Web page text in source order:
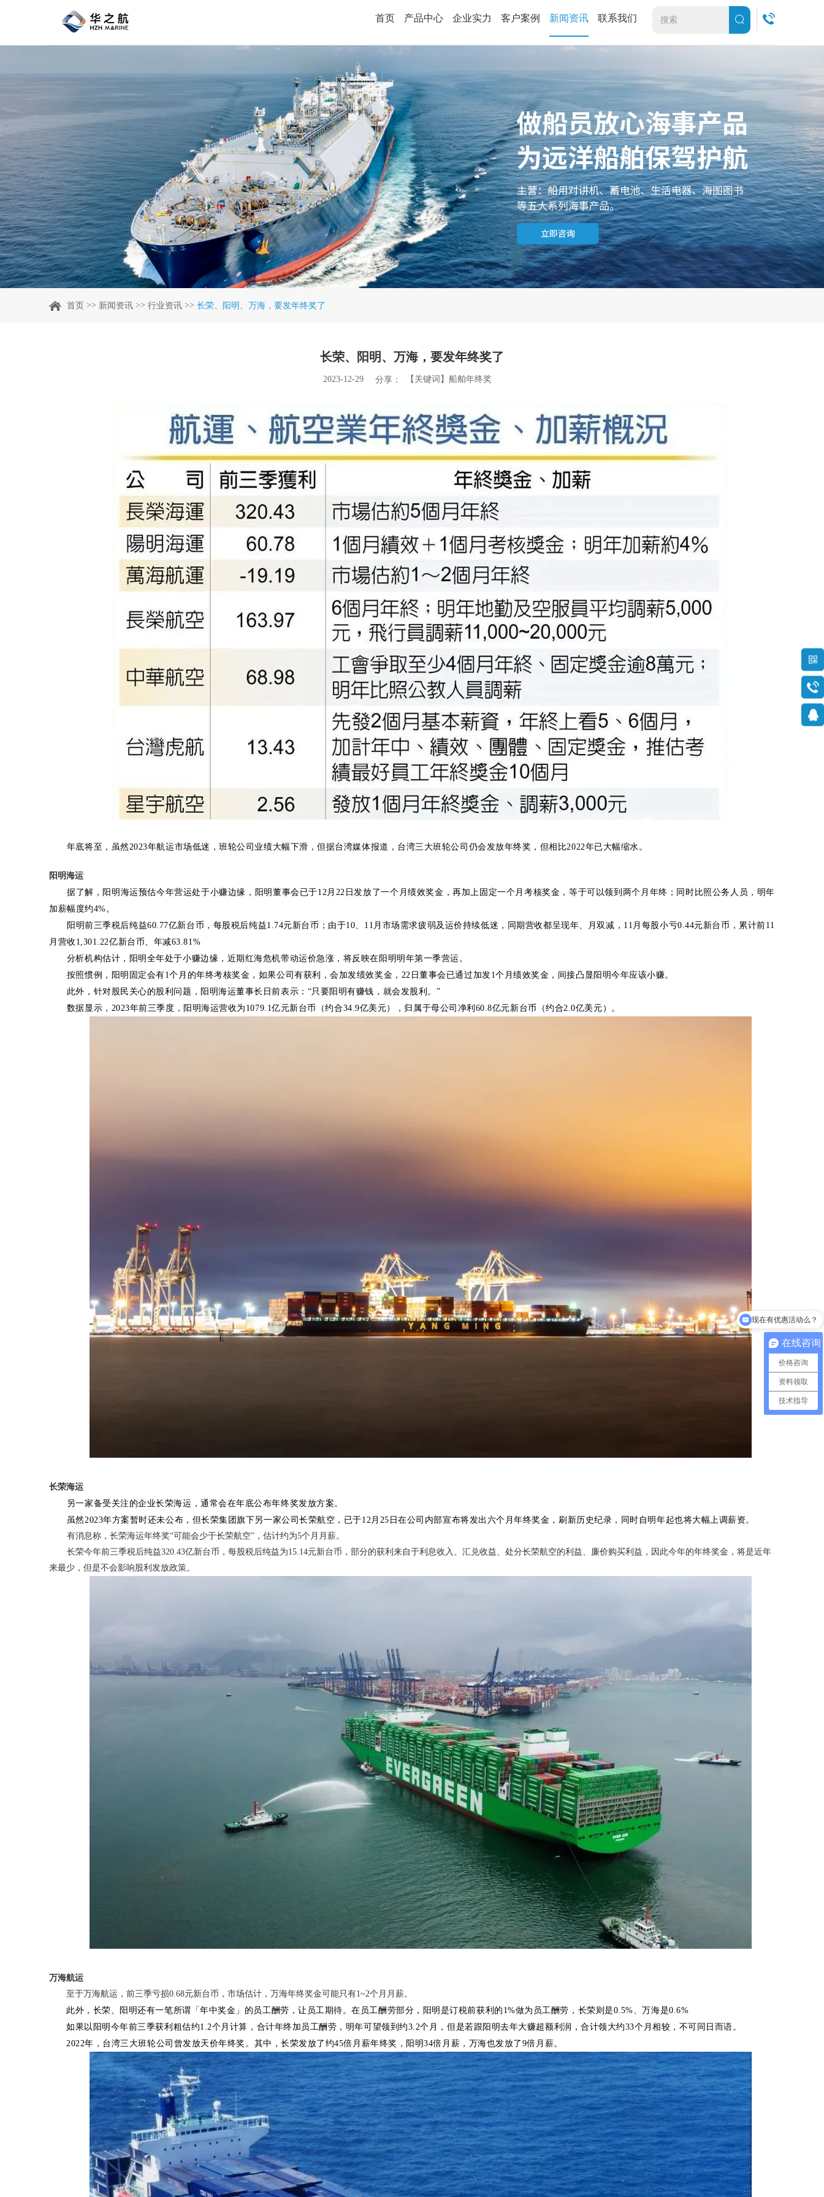
首页 产品中心 企业实力 客户案例 新闻资讯 联系我们
首页 >> 新闻资讯 >> 行业资讯 >> 长荣、阳明、万海，要发年终奖了
长荣、阳明、万海，要发年终奖了
2023-12-29 分享： 【关键词】船舶年终奖
年底将至，虽然2023年航运市场低迷，班轮公司业绩大幅下滑，但据台湾媒体报道，台湾三大班轮公司仍会发放年终奖，但相比2022年已大幅缩水。
阳明海运
据了解，阳明海运预估今年营运处于小赚边缘，阳明董事会已于12月22日发放了一个月绩效奖金，再加上固定一个月考核奖金，等于可以领到两个月年终；同时比照公务人员，明年
加薪幅度约4%。
阳明前三季税后纯益60.77亿新台币，每股税后纯益1.74元新台币；由于10、11月市场需求疲弱及运价持续低迷，同期营收都呈现年、月双减，11月每股小亏0.44元新台币，累计前11
月营收1,301.22亿新台币、年减63.81%
分析机构估计，阳明全年处于小赚边缘，近期红海危机带动运价急涨，将反映在阳明明年第一季营运。
按照惯例，阳明固定会有1个月的年终考核奖金，如果公司有获利，会加发绩效奖金，22日董事会已通过加发1个月绩效奖金，间接凸显阳明今年应该小赚。
此外，针对股民关心的股利问题，阳明海运董事长日前表示：“只要阳明有赚钱，就会发股利。”
数据显示，2023年前三季度，阳明海运营收为1079.1亿元新台币（约合34.9亿美元），归属于母公司净利60.8亿元新台币（约合2.0亿美元）。
长荣海运
另一家备受关注的企业长荣海运，通常会在年底公布年终奖发放方案。
虽然2023年方案暂时还未公布，但长荣集团旗下另一家公司长荣航空，已于12月25日在公司内部宣布将发出六个月年终奖金，刷新历史纪录，同时自明年起也将大幅上调薪资。
有消息称，长荣海运年终奖“可能会少于长荣航空”，估计约为5个月月薪。
长荣今年前三季税后纯益320.43亿新台币，每股税后纯益为15.14元新台币，部分的获利来自于利息收入、汇兑收益、处分长荣航空的利益、廉价购买利益，因此今年的年终奖金，将是近年
来最少，但是不会影响股利发放政策。
万海航运
至于万海航运，前三季亏损0.68元新台币，市场估计，万海年终奖金可能只有1~2个月月薪。
此外，长荣、阳明还有一笔所谓「年中奖金」的员工酬劳，让员工期待。在员工酬劳部分，阳明是订税前获利的1%做为员工酬劳，长荣则是0.5%、万海是0.6%
如果以阳明今年前三季获利粗估约1.2个月计算，合计年终加员工酬劳，明年可望领到约3.2个月，但是若跟阳明去年大赚超额利润，合计领大约33个月相较，不可同日而语。
2022年，台湾三大班轮公司曾发放天价年终奖。其中，长荣发放了约45倍月薪年终奖，阳明34倍月薪，万海也发放了9倍月薪。
在线咨询
价格咨询
资料领取
技术指导
可以介绍下你们的产品么？